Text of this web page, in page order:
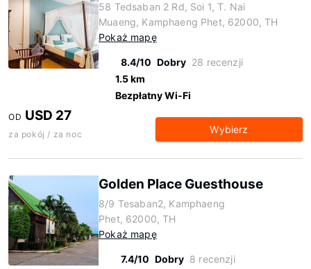
58 Tedsaban 2 Rd, Soi 1, T. Nai
Muaeng, Kamphaeng Phet, 62000, TH
Pokaż mapę
8.4/10 Dobry 28 recenzji
1.5 km
Bezpłatny Wi-Fi
OD USD 27
za pokój / za noc Wybierz
Golden Place Guesthouse
8/9 Tesaban2, Kamphaeng
Phet, 62000, TH
Pokaż mapę
7.4/10 Dobry 8 recenzji